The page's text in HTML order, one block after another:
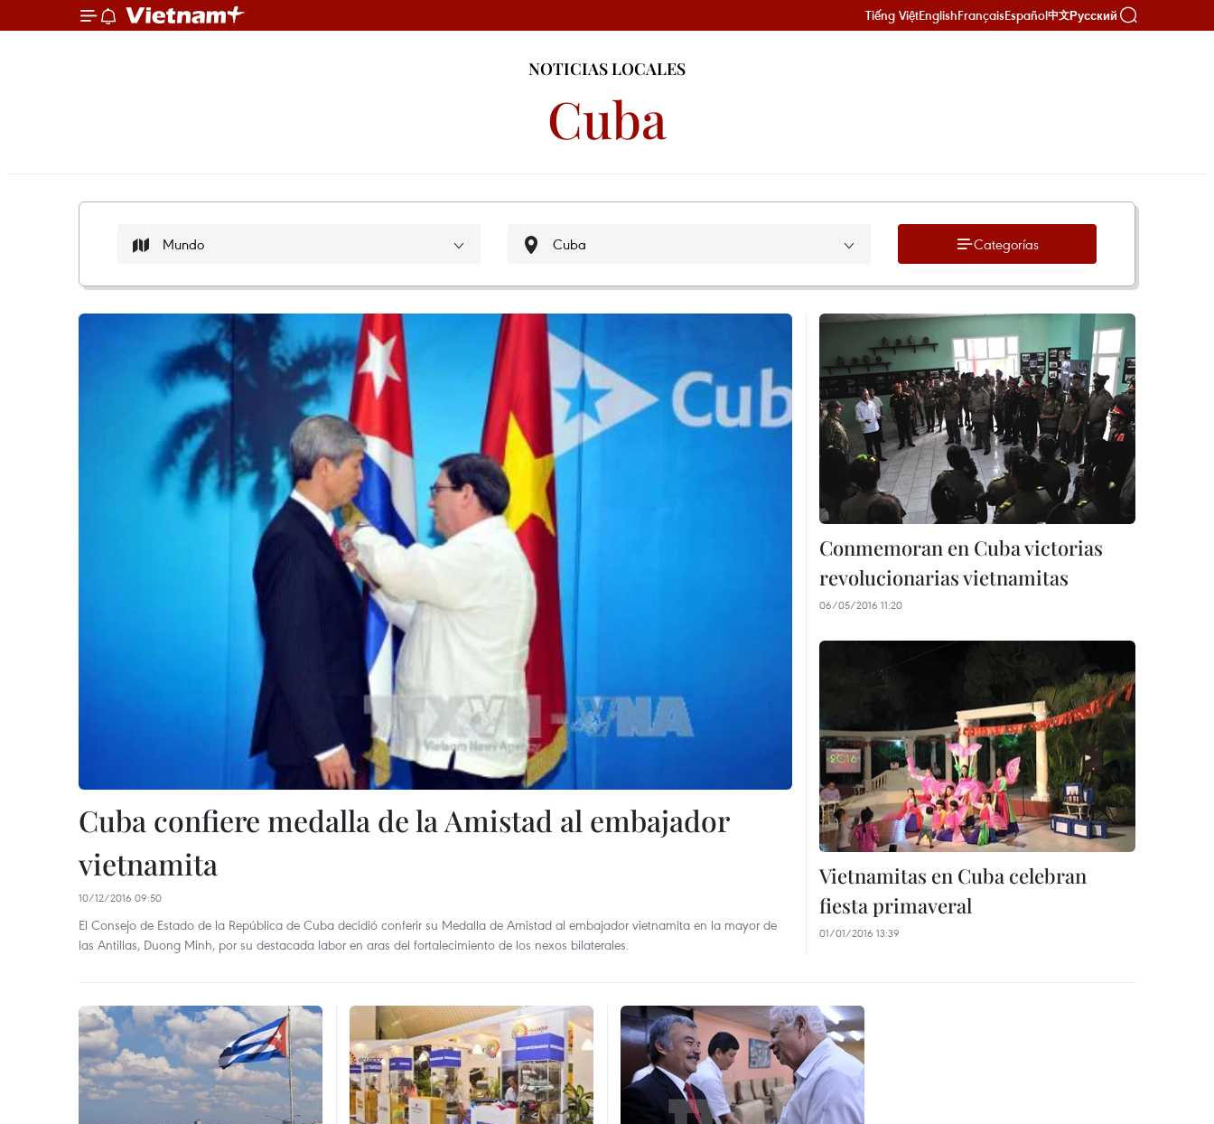
Tiếng ViệtEnglishFrançaisEspañol中文Русский
NOTICIAS LOCALES
Cuba
Categorías
Cuba confiere medalla de la Amistad al embajador
vietnamita
10/12/2016 09:50
El Consejo de Estado de la República de Cuba decidió conferir su Medalla de Amistad al embajador vietnamita en la mayor de
las Antillas, Duong Minh, por su destacada labor en aras del fortalecimiento de los nexos bilaterales.
Conmemoran en Cuba victorias
revolucionarias vietnamitas
06/05/2016 11:20
Vietnamitas en Cuba celebran
fiesta primaveral
01/01/2016 13:39